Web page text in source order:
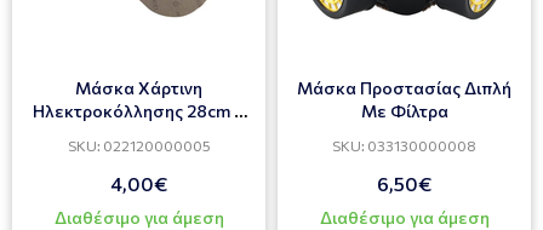
Μάσκα Χάρτινη
Ηλεκτροκόλλησης 28cm X
SKU: 022120000005
4,00€
Διαθέσιμο για άμεση
Μάσκα Προστασίας Διπλή
Με Φίλτρα
SKU: 033130000008
6,50€
Διαθέσιμο για άμεση